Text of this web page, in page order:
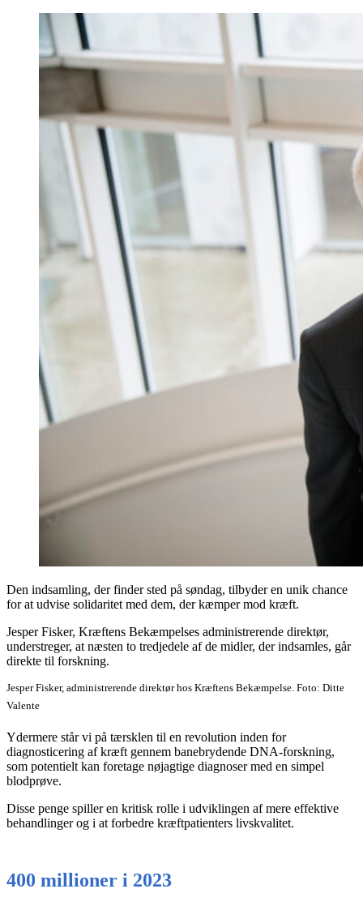
Den indsamling, der finder sted på søndag, tilbyder en unik chance
for at udvise solidaritet med dem, der kæmper mod kræft.
Jesper Fisker, Kræftens Bekæmpelses administrerende direktør,
understreger, at næsten to tredjedele af de midler, der indsamles, går
direkte til forskning.
Jesper Fisker, administrerende direktør hos Kræftens Bekæmpelse. Foto: Ditte
Valente
Ydermere står vi på tærsklen til en revolution inden for
diagnosticering af kræft gennem banebrydende DNA-forskning,
som potentielt kan foretage nøjagtige diagnoser med en simpel
blodprøve.
Disse penge spiller en kritisk rolle i udviklingen af mere effektive
behandlinger og i at forbedre kræftpatienters livskvalitet.
400 millioner i 2023